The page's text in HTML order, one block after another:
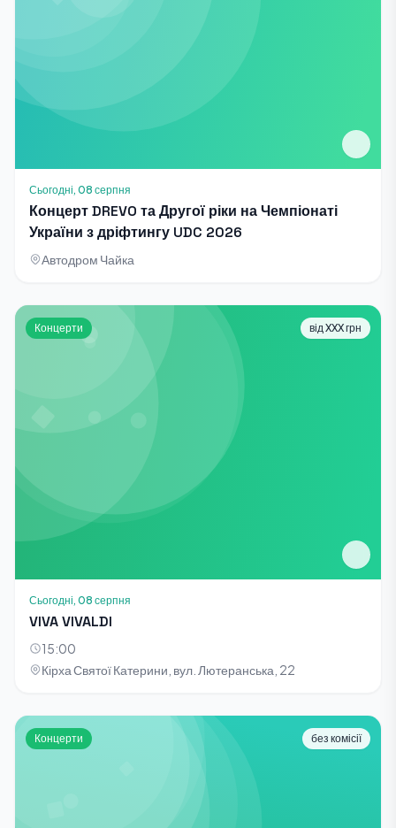
Сьогодні, 08 серпня
Концерт DREVO та Другої ріки на Чемпіонаті
України з дріфтингу UDC 2026
Автодром Чайка
Концерти від XXX грн
Сьогодні, 08 серпня
VIVA VIVALDI
15:00
Кірха Святої Катерини, вул. Лютеранська, 22
Концерти без комісії